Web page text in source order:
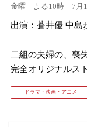
金曜 よる10時 7月
出演：蒼井優 中島
⼆組の夫婦の、喪
完全オリジナルス
ドラマ・映画・アニメ